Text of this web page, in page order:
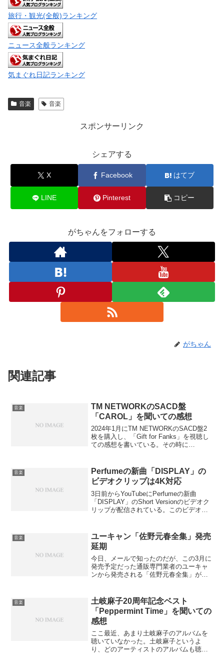
旅行・観光(全般)ランキング
ニュース全般ランキング
気まぐれ日記ランキング
音楽 音楽
スポンサーリンク
シェアする
X Facebook はてブ
LINE Pinterest コピー
がちゃんをフォローする
がちゃん
関連記事
音楽
TM NETWORKのSACD盤
「CAROL」を聞いての感想
2024年1月にTM NETWORKのSACD盤2
枚を購入し、「Gift for Fanks」を視聴し
ての感想を書いている。その時に
かり経過したが、今日、TM N...
音楽
Perfumeの新曲「DISPLAY」の
ビデオクリップは4K対応
3日前からYouTubeにPerfumeの新曲
「DISPLAY」のShort Versionのビデオク
リップが配信されている。このビデオク
り、なんと画質が4Kで収録さ...
音楽
ユーキャン「佐野元春全集」発売
延期
今日、メールで知ったのだが、この3月に
発売予定だった通販専門業者のユーキャ
ンから発売される「佐野元春全集」が初
申込者が少なくて、制作できる生産数に
達していなくて延期す...
音楽
土岐麻子20周年記念ベスト
「Peppermint Time」を聞いての
感想
ここ最近、あまり土岐麻子のアルバムを
聴いていなかった。土岐麻子というよ
り、どのアーティストのアルバムも聴い